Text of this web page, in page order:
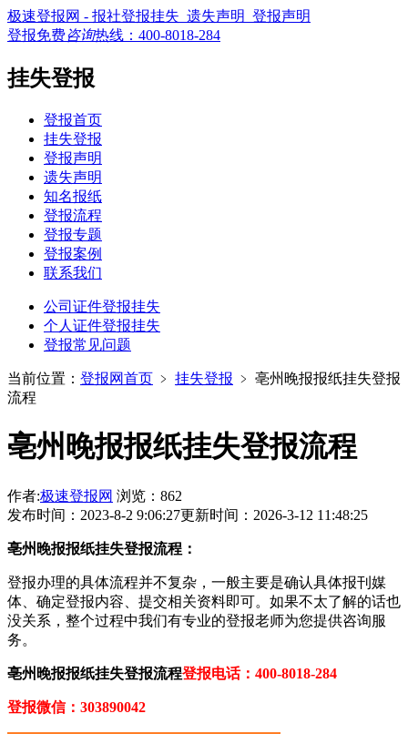
极速登报网 - 报社登报挂失_遗失声明_登报声明
登报免费咨询热线： 400-8018-284
挂失登报
登报首页
挂失登报
登报声明
遗失声明
知名报纸
登报流程
登报专题
登报案例
联系我们
公司证件登报挂失
个人证件登报挂失
登报常见问题
当前位置： 登报网首页 ﹥ 挂失登报 ﹥ 亳州晚报报纸挂失登报
流程
亳州晚报报纸挂失登报流程
作者:极速登报网 浏览：862
发布时间：2023-8-2 9:06:27更新时间：2026-3-12 11:48:25
亳州晚报报纸挂失登报流程：
登报办理的具体流程并不复杂，一般主要是确认具体报刊媒
体、确定登报内容、提交相关资料即可。如果不太了解的话也
没关系，整个过程中我们有专业的登报老师为您提供咨询服
务。
亳州晚报报纸挂失登报流程登报电话：400-8018-284
登报微信：303890042